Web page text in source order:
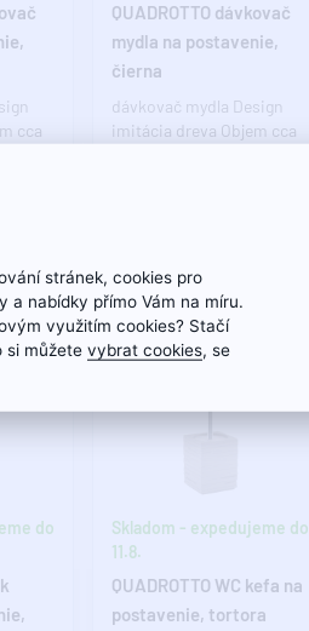
cca
QUADROTTO dávkovač
mydla na postavenie,
čierna
dávkovač mydla Design
imitácia dreva Objem cca
do
Skladom - expedujeme do
11.8.
QUADROTTO WC kefa na
postavenie, tortora
stránek, cookies pro
a nabídky přímo Vám na míru.
využitím cookies? Stačí
si můžete vybrat cookies, se